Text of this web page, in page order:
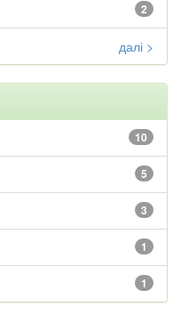
2
далі >
10
5
3
1
1